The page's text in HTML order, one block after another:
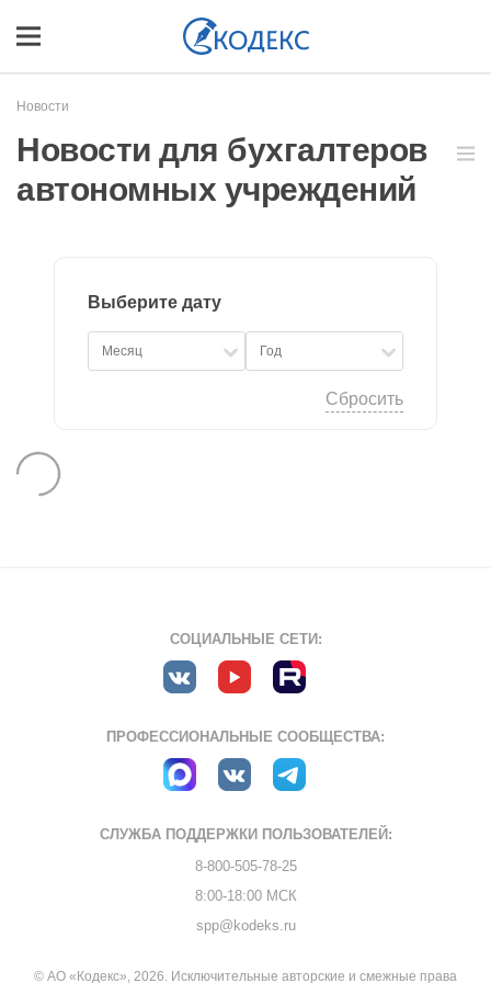
Новости
Новости для бухгалтеров
автономных учреждений
Выберите дату
Сбросить
СОЦИАЛЬНЫЕ СЕТИ:
ПРОФЕССИОНАЛЬНЫЕ СООБЩЕСТВА:
СЛУЖБА ПОДДЕРЖКИ ПОЛЬЗОВАТЕЛЕЙ:
8-800-505-78-25
8:00-18:00 МСК
spp@kodeks.ru
© АО «Кодекс», 2026. Исключительные авторские и смежные права